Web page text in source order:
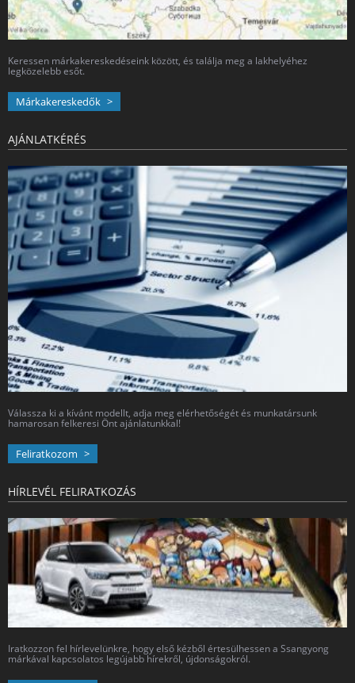
Keressen márkakereskedéseink között, és találja meg a lakhelyéhez
legközelebb esőt.
Márkakereskedők
AJÁNLATKÉRÉS
Válassza ki a kívánt modellt, adja meg elérhetőségét és munkatársunk
hamarosan felkeresi Önt ajánlatunkkal!
Feliratkozom
HÍRLEVÉL FELIRATKOZÁS
Iratkozzon fel hírlevelünkre, hogy első kézből értesülhessen a Ssangyong
márkával kapcsolatos legújabb hírekről, újdonságokról.